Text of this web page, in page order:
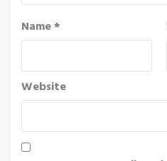
Name*
Website